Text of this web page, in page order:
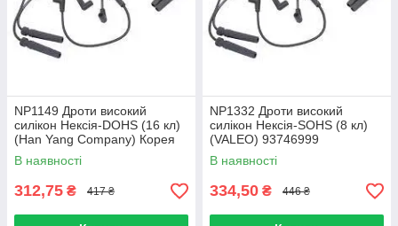
NP1149 Дроти високий
силікон Нексія-DOHS (16 кл)
(Han Yang Company) Корея
В наявності
312,75 ₴ 417 ₴
NP1332 Дроти високий
силікон Нексія-SOHS (8 кл)
(VALEO) 93746999
В наявності
334,50 ₴ 446 ₴